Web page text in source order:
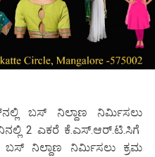
ಬಸ್ ನಿಲ್ದಾಣ ನಿರ್ಮಿಸಲು
2 ಎಕರೆ ಕೆ.ಎಸ್.ಆರ್.ಟಿ.ಸಿಗೆ
ನಿಲ್ದಾಣ ನಿರ್ಮಿಸಲು ಕ್ರಮ